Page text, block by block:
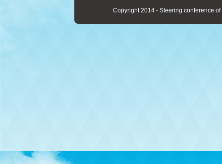
Copyright 2014 - Steering conference